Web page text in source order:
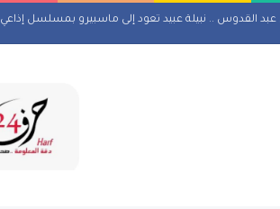
القدوس .. نبيلة عبيد تعود إلى ماسبيرو بمسلسل إذاعي